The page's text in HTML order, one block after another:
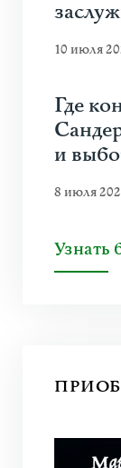
10 июля
Где
и
8 июля
Узнать